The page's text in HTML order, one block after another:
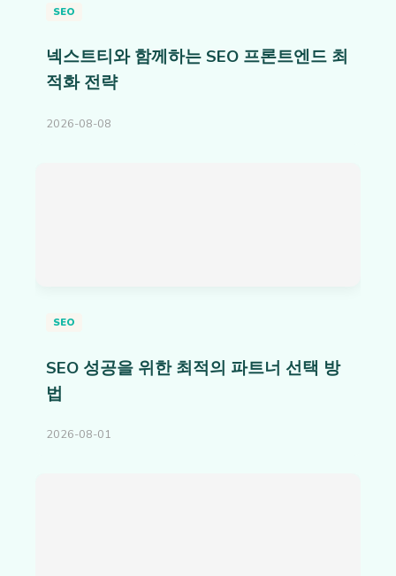
SEO
넥스트티와 함께하는 SEO 프론트엔드 최
적화 전략
2026-08-08
SEO
SEO 성공을 위한 최적의 파트너 선택 방
법
2026-08-01